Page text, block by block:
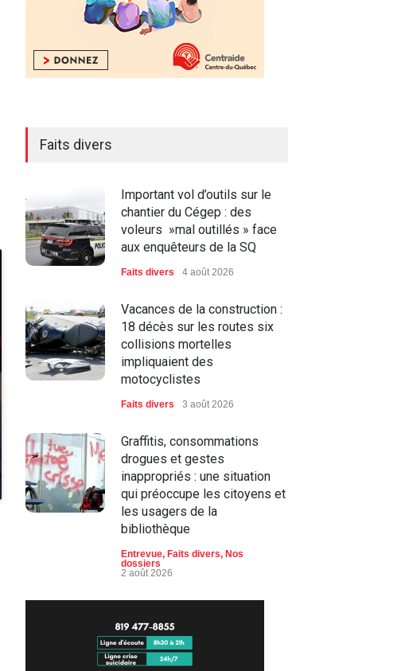
Faits divers
Important vol d’outils sur le
chantier du Cégep : des
voleurs »mal outillés » face
aux enquêteurs de la SQ
Faits divers 4 août 2026
Vacances de la construction :
18 décès sur les routes six
collisions mortelles
impliquaient des
motocyclistes
Faits divers 3 août 2026
Graffitis, consommations
drogues et gestes
inappropriés : une situation
qui préoccupe les citoyens et
les usagers de la
bibliothèque
Entrevue, Faits divers, Nos
dossiers
2 août 2026